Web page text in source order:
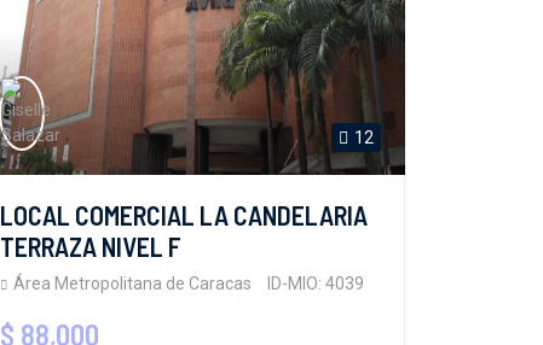
12
LOCAL COMERCIAL LA CANDELARIA
TERRAZA NIVEL F
Área Metropolitana de Caracas ID-MIO: 4039
$ 88,000